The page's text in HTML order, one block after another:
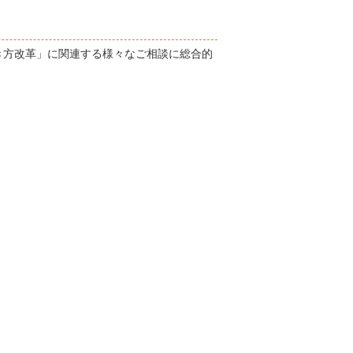
改革」に関連する様々なご相談に総合的